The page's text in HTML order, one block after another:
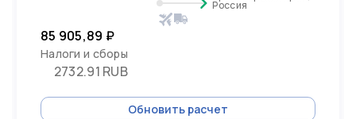
Россия
85 905,89 ₽
Налоги и сборы
2732.91 RUB
Обновить расчет